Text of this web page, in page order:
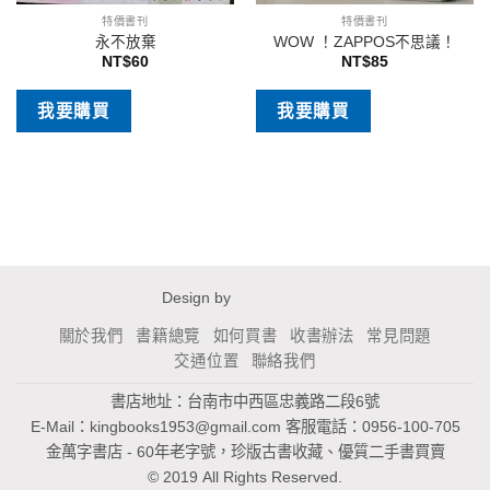
特價書刊
永不放棄
NT$60
我要購買
特價書刊
WOW ！ZAPPOS不思議！
NT$85
我要購買
Design by
關於我們 書籍總覽 如何買書 收書辦法
常見問題
交通位置
聯絡我們
書店地址：台南市中西區忠義路二段6號
E-Mail： kingbooks1953@gmail.com 客服電話：0956-100-705
金萬字書店 - 60年老字號，珍版古書收藏、優質二手書買賣
© 2019 All Rights Reserved.